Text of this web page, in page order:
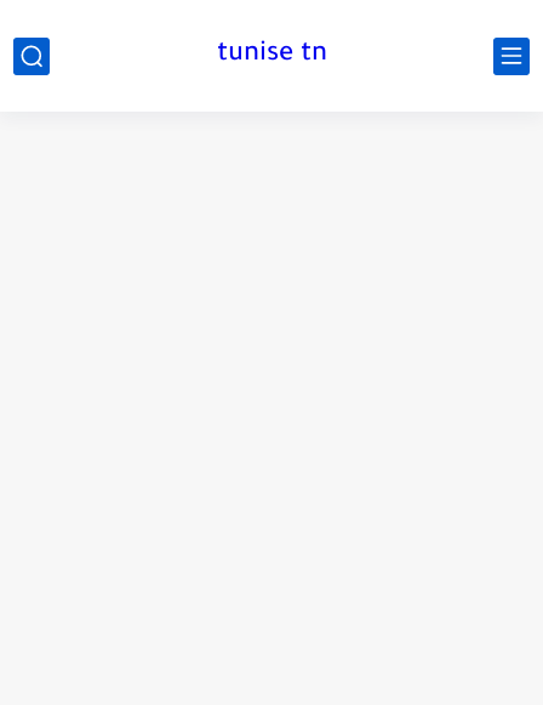
tunise tn